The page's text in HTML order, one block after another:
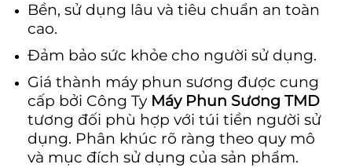
Bền, sử dụng lâu và tiêu chuẩn an toàn
cao.
Đảm bảo sức khỏe cho người sử dụng.
Giá thành máy phun sương được cung
cấp bởi Công Ty Máy Phun Sương TMD
tương đối phù hợp với túi tiền người sử
dụng. Phân khúc rõ ràng theo quy mô
và mục đích sử dụng của sản phẩm.